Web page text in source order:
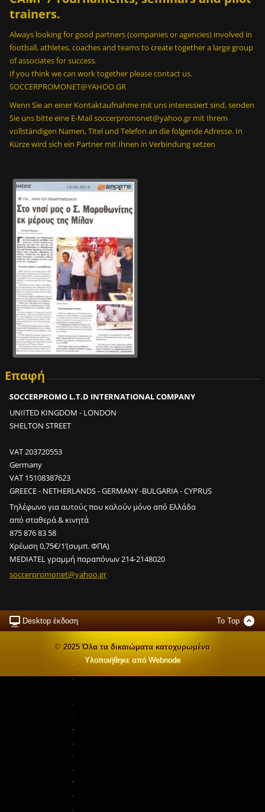
ί
ν
α
δ
υ
ν
α
τ
ό
ν
σ
ε
trainers.
Always looking for good partners (companies or agencies) involved in
football, athletes, coaches and teams to create together a large group
of associates for success.
If you think we can work together please contact us.
SOCCERPROMONET@YAHOO.GR
Wenn Sie an einer Kontaktaufnahme mit uns interessiert sind, senden
Sie uns bitte eine E-Mail soccerpromonet@yahoo.gr mit Ihrem
vollständigen Namen, Titel und Telefon an die folgende Adresse. In
Kürze wird sich ein Partner mit Ihnen in Verbindung setzen
Επαφή
SOCCERPROMO L.T.D INTERNATIONAL COMPANY
UNIITED KINGDOM - LONDON
SHELTON STREET
VAT 203720553
Germany
VAT 15108387623
GREECE - NETHERLANDS - GERMANY -BULGARIA - CYPRUS
Τηλέφωνο για αυτούς που καλούν μόνο από Ελλάδα
από σταθερά & κινητά
875 876 83 58
Χρέωση 0,75€/1’(συμπ. ΦΠΑ)
MEDIATEL γραμμή παραπόνων 214-2148020
soccerpromonet@yahoo.gr
Desktop έκδοση To Top
© 2025 Όλα τα δικαιώματα κατοχυρωμένα
Υλοποιήθηκε από Webnode